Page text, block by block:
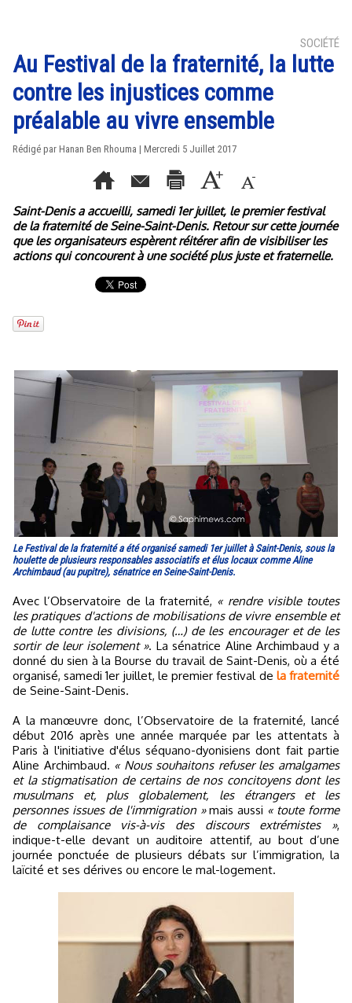
SOCIÉTÉ
Au Festival de la fraternité, la lutte
contre les injustices comme
préalable au vivre ensemble
Rédigé par Hanan Ben Rhouma | Mercredi 5 Juillet 2017
Saint-Denis a accueilli, samedi 1er juillet, le premier festival
de la fraternité de Seine-Saint-Denis. Retour sur cette journée
que les organisateurs espèrent réitérer afin de visibiliser les
actions qui concourent à une société plus juste et fraternelle.
Le Festival de la fraternité a été organisé samedi 1er juillet à Saint-Denis, sous la
houlette de plusieurs responsables associatifs et élus locaux comme Aline
Archimbaud (au pupitre), sénatrice en Seine-Saint-Denis.
Avec l’Observatoire de la fraternité, « rendre visible toutes
les pratiques d'actions de mobilisations de vivre ensemble et
de lutte contre les divisions, (…) de les encourager et de les
sortir de leur isolement ». La sénatrice Aline Archimbaud y a
donné du sien à la Bourse du travail de Saint-Denis, où a été
organisé, samedi 1er juillet, le premier festival de la fraternité
de Seine-Saint-Denis.
A la manœuvre donc, l’Observatoire de la fraternité, lancé
début 2016 après une année marquée par les attentats à
Paris à l'initiative d'élus séquano-dyonisiens dont fait partie
Aline Archimbaud. « Nous souhaitons refuser les amalgames
et la stigmatisation de certains de nos concitoyens dont les
musulmans et, plus globalement, les étrangers et les
personnes issues de l'immigration »mais aussi « toute forme
de complaisance vis-à-vis des discours extrémistes »,
indique-t-elle devant un auditoire attentif, au bout d’une
journée ponctuée de plusieurs débats sur l’immigration, la
laïcité et ses dérives ou encore le mal-logement.